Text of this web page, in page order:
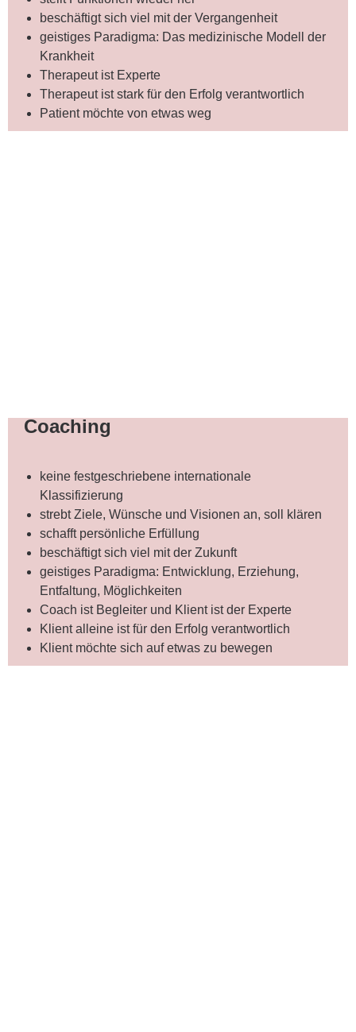
beschäftigt sich viel mit der Vergangenheit
geistiges Paradigma: Das medizinische Modell der
Krankheit
Therapeut ist Experte
Therapeut ist stark für den Erfolg verantwortlich
Patient möchte von etwas weg
Coaching
keine festgeschriebene internationale
Klassifizierung
strebt Ziele, Wünsche und Visionen an, soll klären
schafft persönliche Erfüllung
beschäftigt sich viel mit der Zukunft
geistiges Paradigma: Entwicklung, Erziehung,
Entfaltung, Möglichkeiten
Coach ist Begleiter und Klient ist der Experte
Klient alleine ist für den Erfolg verantwortlich
Klient möchte sich auf etwas zu bewegen